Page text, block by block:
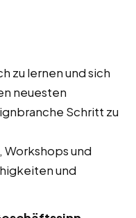
zu lernen und sich
neuesten
Schritt zu
Workshops und
und